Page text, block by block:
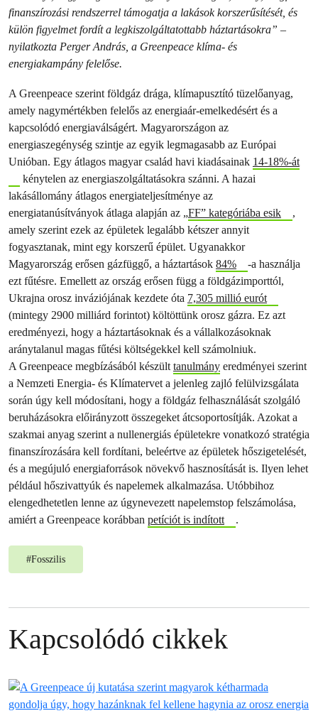
finanszírozási rendszerrel támogatja a lakások korszerűsítését, és
külön figyelmet fordít a legkiszolgáltatottabb háztartásokra” –
nyilatkozta Perger András, a Greenpeace klíma- és
energiakampány felelőse.
A Greenpeace szerint földgáz drága, klímapusztító tüzelőanyag,
amely nagymértékben felelős az energiaár-emelkedésért és a
kapcsolódó energiaválságért. Magyarországon az
energiaszegénység szintje az egyik legmagasabb az Európai
Unióban. Egy átlagos magyar család havi kiadásainak 14-18%-át
kénytelen az energiaszolgáltatásokra szánni. A hazai
lakásállomány átlagos energiateljesítménye az
energiatanúsítványok átlaga alapján az „FF” kategóriába esik
,
amely szerint ezek az épületek legalább kétszer annyit
fogyasztanak, mint egy korszerű épület. Ugyanakkor
Magyarország erősen gázfüggő, a háztartások 84%
-a használja
ezt fűtésre. Emellett az ország erősen függ a földgázimporttól,
Ukrajna orosz inváziójának kezdete óta 7,305 millió eurót
(mintegy 2900 milliárd forintot) költöttünk orosz gázra. Ez azt
eredményezi, hogy a háztartásoknak és a vállalkozásoknak
aránytalanul magas fűtési költségekkel kell számolniuk.
A Greenpeace megbízásából készülttanulmány eredményei szerint
a Nemzeti Energia- és Klímatervet a jelenleg zajló felülvizsgálata
során úgy kell módosítani, hogy a földgáz felhasználását szolgáló
beruházásokra előirányzott összegeket átcsoportosítják. Azokat a
szakmai anyag szerint a nullenergiás épületekre vonatkozó stratégia
finanszírozására kell fordítani, beleértve az épületek hőszigetelését,
és a megújuló energiaforrások növekvő hasznosítását is. Ilyen lehet
például hőszivattyúk és napelemek alkalmazása. Utóbbihoz
elengedhetetlen lenne az úgynevezett napelemstop felszámolása,
amiért a Greenpeace korábban petíciót is indított .
#Fosszilis
Kapcsolódó cikkek